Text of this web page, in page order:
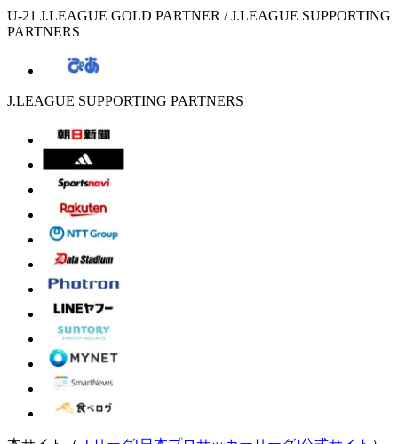
U-21 J.LEAGUE GOLD PARTNER / J.LEAGUE SUPPORTING
PARTNERS
J.LEAGUE SUPPORTING PARTNERS